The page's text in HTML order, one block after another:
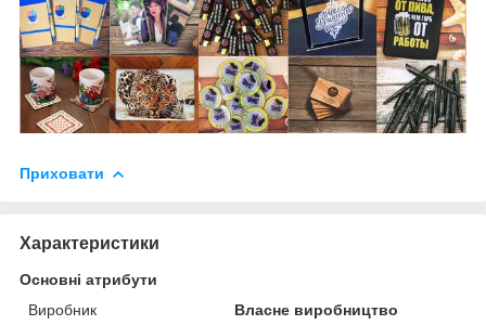
Приховати
Характеристики
Основні атрибути
Виробник
Власне виробництво